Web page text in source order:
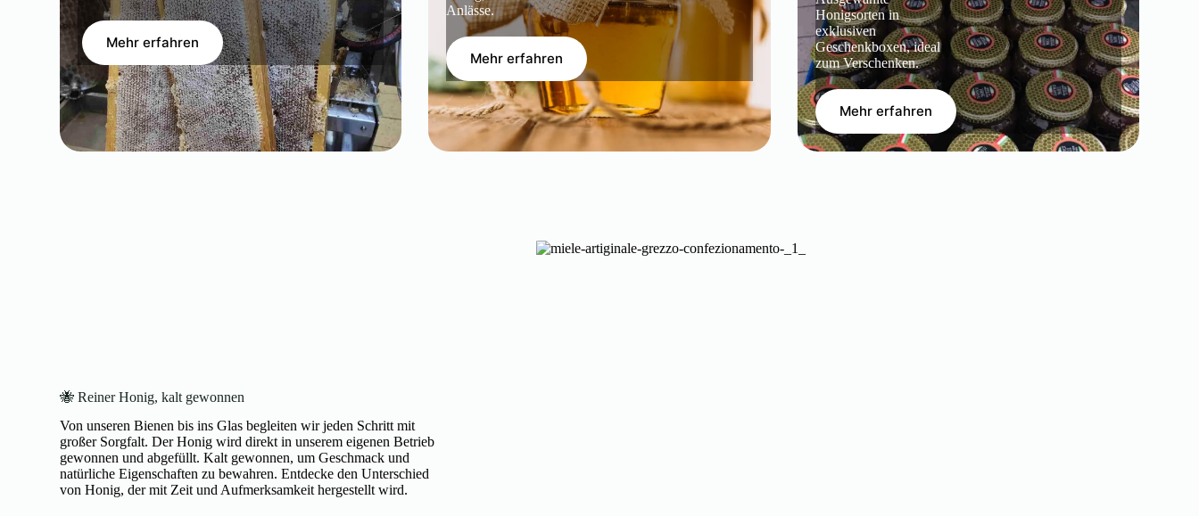
Mehr erfahren
Anlässe.
Mehr erfahren
Honigsorten in
exklusiven
Geschenkboxen, ideal
zum Verschenken.
Mehr erfahren
🐝 Reiner Honig, kalt gewonnen
Von unseren Bienen bis ins Glas begleiten wir jeden Schritt mit
großer Sorgfalt. Der Honig wird direkt in unserem eigenen Betrieb
gewonnen und abgefüllt. Kalt gewonnen, um Geschmack und
natürliche Eigenschaften zu bewahren. Entdecke den Unterschied
von Honig, der mit Zeit und Aufmerksamkeit hergestellt wird.